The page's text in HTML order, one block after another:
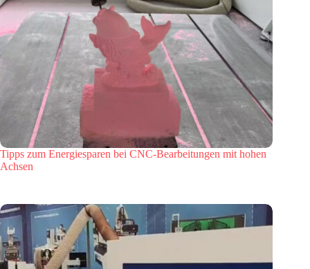
Tipps zum Energiesparen bei CNC-Bearbeitungen mit hohen
Achsen